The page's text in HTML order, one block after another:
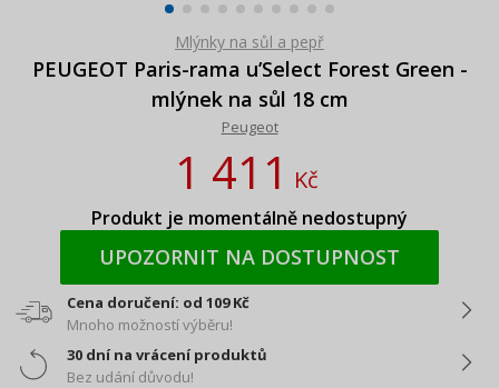
Mlýnky na sůl a pepř
PEUGEOT Paris-rama u’Select Forest Green -
mlýnek na sůl 18 cm
Peugeot
1 411Kč
Produkt je momentálně nedostupný
UPOZORNIT NA DOSTUPNOST
Cena doručení: od 109 Kč
Mnoho možností výběru!
30 dní na vrácení produktů
Bez udání důvodu!